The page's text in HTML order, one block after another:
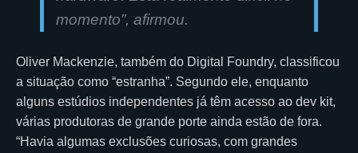
momento”, afirmou.
Oliver Mackenzie, também do Digital Foundry, classificou
a situação como “estranha”. Segundo ele, enquanto
alguns estúdios independentes já têm acesso ao dev kit,
várias produtoras de grande porte ainda estão de fora.
“Havia algumas exclusões curiosas, com grandes